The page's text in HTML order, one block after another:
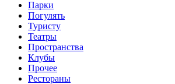
Парки
Погулять
Туристу
Театры
Пространства
Клубы
Прочее
Рестораны